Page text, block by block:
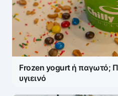
Frozen yogurt ή παγωτό;
υγιεινό